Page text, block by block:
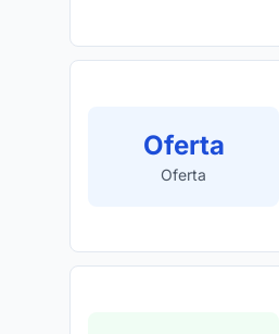
Oferta
Oferta